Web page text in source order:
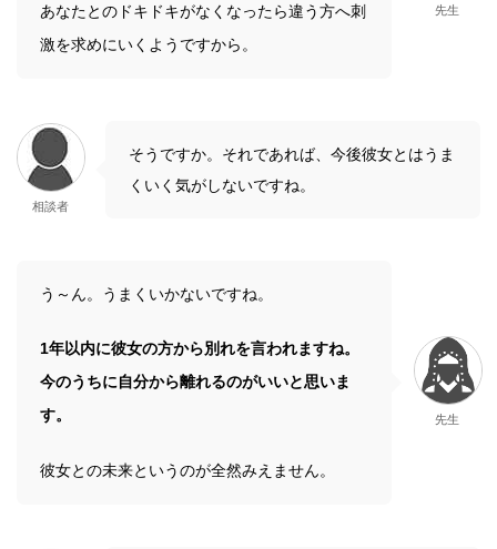
あなたとのドキドキがなくなったら違う方へ刺
激を求めにいくようですから。
先生
相談者
そうですか。それであれば、今後彼女とはうま
くいく気がしないですね。
う～ん。うまくいかないですね。
1年以内に彼女の方から別れを言われますね。
今のうちに自分から離れるのがいいと思いま
す。
彼女との未来というのが全然みえません。
先生